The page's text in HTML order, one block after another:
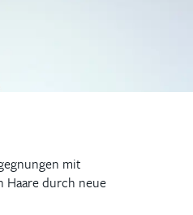
mit
Haare durch neue